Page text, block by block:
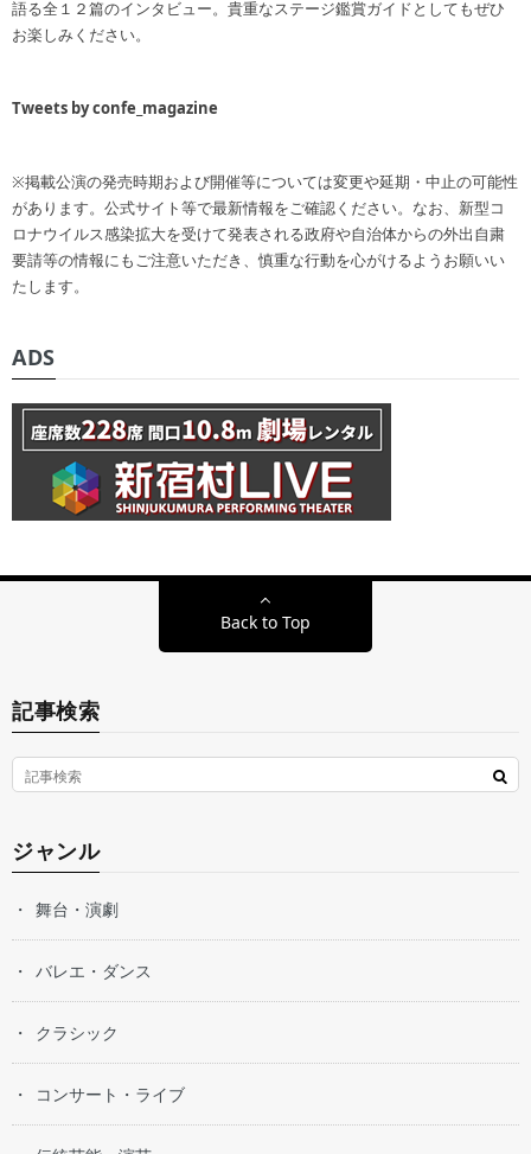
語る全１２篇のインタビュー。貴重なステージ鑑賞ガイドとしてもぜひ
お楽しみください。
Tweets by confe_magazine
※掲載公演の発売時期および開催等については変更や延期・中止の可能性
があります。公式サイト等で最新情報をご確認ください。なお、新型コ
ロナウイルス感染拡大を受けて発表される政府や自治体からの外出自粛
要請等の情報にもご注意いただき、慎重な行動を心がけるようお願いい
たします。
ADS
Back to Top
記事検索
ジャンル
舞台・演劇
バレエ・ダンス
クラシック
コンサート・ライブ